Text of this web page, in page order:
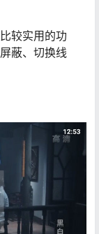
较实用的功
蔽、切换线